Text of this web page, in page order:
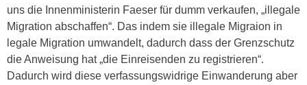
uns die Innenministerin Faeser für dumm verkaufen, „illegale
Migration abschaffen“. Das indem sie illegale Migraion in
legale Migration umwandelt, dadurch dass der Grenzschutz
die Anweisung hat „die Einreisenden zu registrieren“.
Dadurch wird diese verfassungswidrige Einwanderung aber